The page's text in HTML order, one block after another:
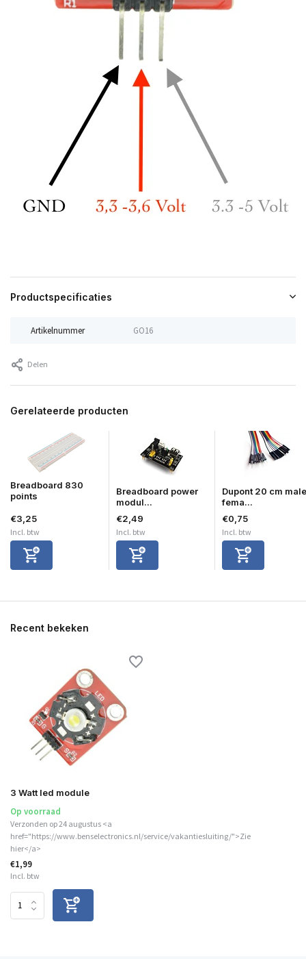
Productspecificaties
Artikelnummer GO16
Delen
Gerelateerde producten
Breadboard 830
points
€3,25
Incl. btw
Breadboard power
modul...
€2,49
Incl. btw
Dupont 20 cm
fema...
€0,75
Incl. btw
Recent bekeken
3 Watt led module
Op voorraad
Verzonden op 24 augustus <a
href="https://www.benselectronics.nl/service/vakantiesluiting/">Zie
hier</a>
€1,99
Incl. btw